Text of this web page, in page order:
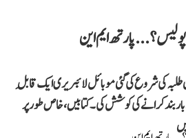
ایم این
طلبہ کی شروع کی گئی موبائل لائبریری ایک قابلِ
بند کرانے کی کوشش کی۔ کتابیں، خاص طور پر